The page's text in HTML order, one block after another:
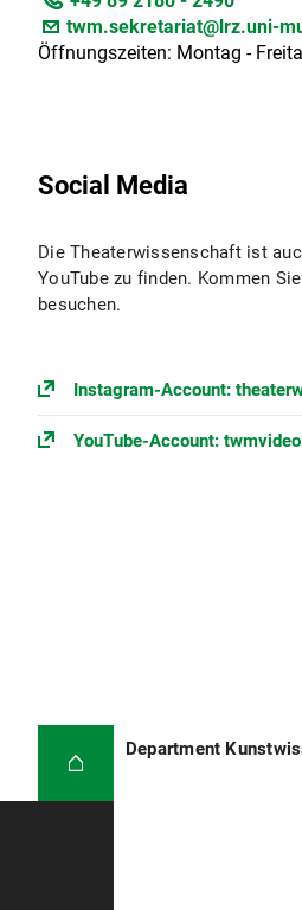
twm.sekretariat@lrz.uni-
Öffnungszeiten: Montag -
Social Media
Die Theaterwissenschaft ist
YouTube zu finden. Kommen
besuchen.
Instagram-Account:
YouTube-Account: twmvideo
Department